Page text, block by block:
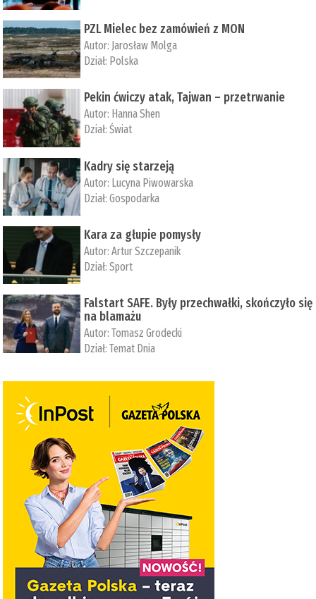
PZL Mielec bez zamówień z MON
Autor: Jarosław Molga
Dział: Polska
Pekin ćwiczy atak, Tajwan – przetrwanie
Autor: ­Hanna Shen
Dział:Świat
Kadry się starzeją
Autor: Lucyna Piwowarska
Dział:Gospodarka
Kara za głupie pomysły
Autor:Artur Szczepanik
Dział:Sport
Falstart SAFE. Były przechwałki, skończyło się
na blamażu
Autor:Tomasz Grodecki
Dział:Temat Dnia